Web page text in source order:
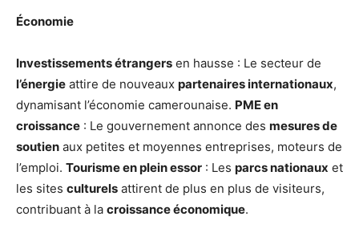
Économie
Investissements étrangers en hausse : Le secteur de
l’énergie attire de nouveaux partenaires internationaux,
dynamisant l’économie camerounaise. PME en
croissance : Le gouvernement annonce des mesures de
soutien aux petites et moyennes entreprises, moteurs de
l’emploi. Tourisme en plein essor : Les parcs nationaux et
les sites culturels attirent de plus en plus de visiteurs,
contribuant à la croissance économique.